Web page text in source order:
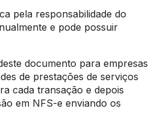
pela responsabilidade do
e pode possuir
documento para empresas
de prestações de serviços
cada transação e depois
em NFS-e enviando os